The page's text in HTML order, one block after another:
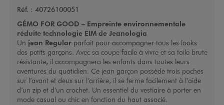
Réf. : 40726100051
GÉMO FOR GOOD – Empreinte environnementale
réduite technologie EIM de Jeanologia
Un jean Regular parfait pour accompagner tous les looks
des petits garçons. Avec sa coupe facile à vivre et sa toile brute
résistante, il accompagnera les enfants dans toutes leurs
aventures du quotidien. Ce jean garçon possède trois poches
sur l’avant et deux sur l’arrière, il se ferme facilement à l’aide
d’un zip et d’un crochet. Un essentiel du vestiaire à porter en
mode casual ou chic en fonction du haut associé.